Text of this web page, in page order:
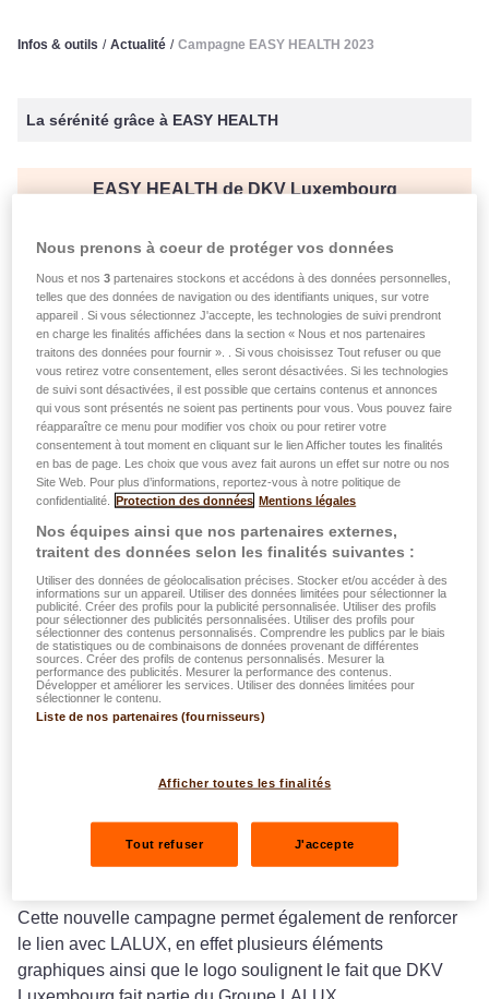
Infos & outils / Actualité / Campagne EASY HEALTH 2023
La sérénité grâce à EASY HEALTH
EASY HEALTH de DKV Luxembourg
Découvrez EASY HEALTH
publié le 05.06.2023
Campagne EASY HEALTH
2023
La sérénité grâce à EASY HEALTH
EASY HEALTH,prenez soinde ceux que vous aimez et
Courant juin, la campagne EASY HEALTH a été diffusée
dans les médias les plus courants et performants, en
publicité extérieure ainsi qu’en format digital.
À cette occasion,DKV Luxembourg
DKV Luxembourg a souhaité maintenirsa position de
prestataire fiable et de haute qualitédans le domaine
assurances maladies privées au Luxembourg
Cette nouvelle campagne permet également de renforcer
le lien avec LALUX, en effet plusieurs éléments
graphiques ainsi que le logo soulignent le fait que DKV
Nous prenons à coeur de protéger vos données
Nous et nos3 partenaires stockons et accédons à des données personnelles,
telles que des données de navigation ou des identifiants uniques, sur votre
appareil . Si vous sélectionnez J'accepte, les technologies de suivi prendront
en charge les finalités affichées dans la section « Nous et nos partenaires
traitons des données pour fournir ». . Si vous choisissez Tout refuser ou que
vous retirez votre consentement, elles seront désactivées. Si les technologies
de suivi sont désactivées, il est possible que certains contenus et annonces
qui vous sont présentés ne soient pas pertinents pour vous. Vous pouvez faire
réapparaître ce menu pour modifier vos choix ou pour retirer votre
consentement à tout moment en cliquant sur le lien Afficher toutes les finalités
en bas de page. Les choix que vous avez fait aurons un effet sur notre ou nos
Site Web. Pour plus d’informations, reportez-vous à notre politique de
confidentialité.
Protection des données Mentions légales
Nos équipes ainsi que nos partenaires externes,
traitent des données selon les finalités suivantes :
Utiliser des données de géolocalisation précises. Stocker et/ou accéder à des
informations sur un appareil. Utiliser des données limitées pour sélectionner la
publicité. Créer des profils pour la publicité personnalisée. Utiliser des profils
pour sélectionner des publicités personnalisées. Utiliser des profils pour
sélectionner des contenus personnalisés. Comprendre les publics par le biais
de statistiques ou de combinaisons de données provenant de différentes
sources. Créer des profils de contenus personnalisés. Mesurer la
performance des publicités. Mesurer la performance des contenus.
Développer et améliorer les services. Utiliser des données limitées pour
sélectionner le contenu.
Liste de nos partenaires (fournisseurs)
Afficher toutes les finalités
Tout refuser J'accepte